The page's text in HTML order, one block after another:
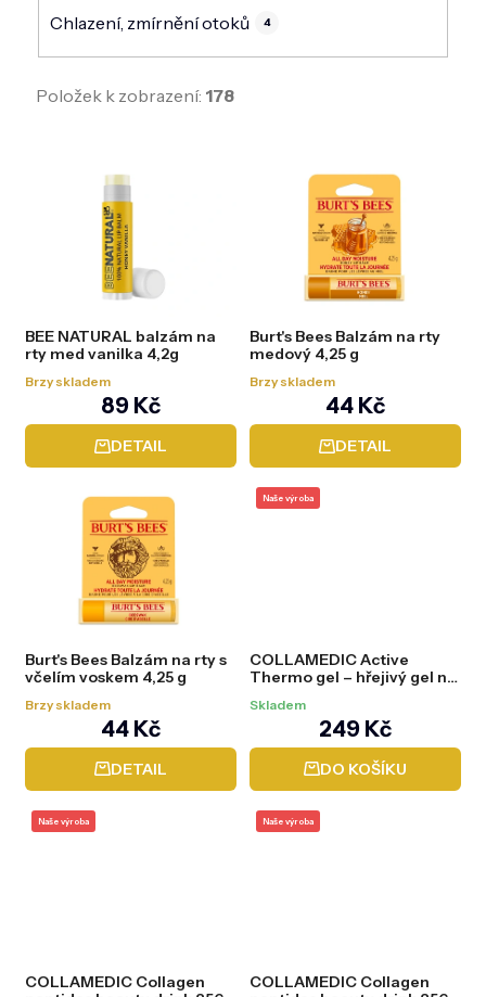
Chlazení, zmírnění otoků 4
Položek k zobrazení: 178
u
k
t
BEE NATURAL balzám na
rty med vanilka 4,2g
Brzy skladem
89 Kč
DETAIL
Burt's Bees Balzám na rty
medový 4,25 g
Brzy skladem
44 Kč
DETAIL
Burt's Bees Balzám na rty s
včelím voskem 4,25 g
Brzy skladem
44 Kč
DETAIL
Naše výroba
COLLAMEDIC Active
Thermo gel – hřejivý gel na
Skladem
249 Kč
DO KOŠÍKU
Naše výroba
COLLAMEDIC Collagen
Naše výroba
COLLAMEDIC Collagen